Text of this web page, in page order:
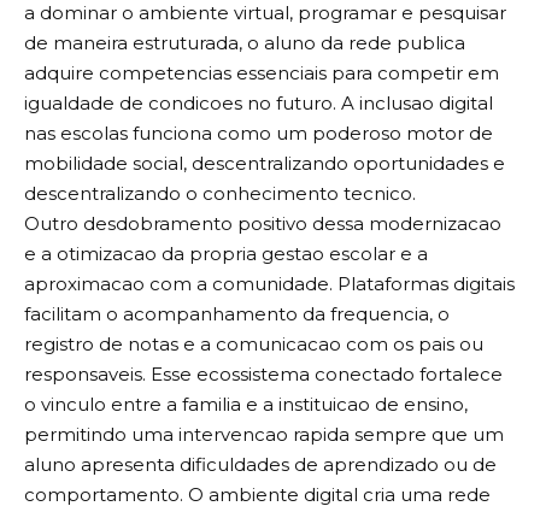
a dominar o ambiente virtual, programar e pesquisar
de maneira estruturada, o aluno da rede publica
adquire competencias essenciais para competir em
igualdade de condicoes no futuro. A inclusao digital
nas escolas funciona como um poderoso motor de
mobilidade social, descentralizando oportunidades e
descentralizando o conhecimento tecnico.
Outro desdobramento positivo dessa modernizacao
e a otimizacao da propria gestao escolar e a
aproximacao com a comunidade. Plataformas digitais
facilitam o acompanhamento da frequencia, o
registro de notas e a comunicacao com os pais ou
responsaveis. Esse ecossistema conectado fortalece
o vinculo entre a familia e a instituicao de ensino,
permitindo uma intervencao rapida sempre que um
aluno apresenta dificuldades de aprendizado ou de
comportamento. O ambiente digital cria uma rede